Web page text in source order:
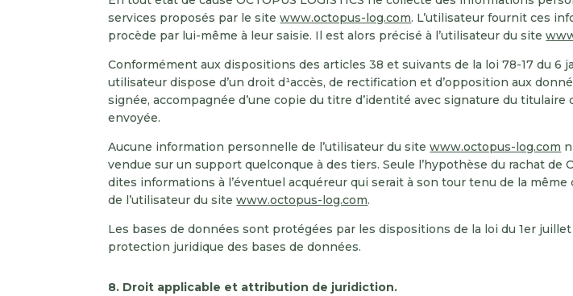
services proposés par le sitewww.octopus-log.com. L’utilisateur fournit ces
procède par lui-même à leur saisie. Il est alors précisé à l’utilisateur du site
Conformément aux dispositions des articles 38 et suivants de la loi 78-17 du 6
utilisateur dispose d’un droit d¹accès, de rectification et d’opposition aux
signée, accompagnée d’une copie du titre d’identité avec signature du
envoyée.
Aucune information personnelle de l’utilisateur du sitewww.octopus-log.com
vendue sur un support quelconque à des tiers. Seule l’hypothèse du rachat
dites informations à l’éventuel acquéreur qui serait à son tour tenu de la
de l’utilisateur du sitewww.octopus-log.com.
Les bases de données sont protégées par les dispositions de la loi du 1er
protection juridique des bases de données.
8. Droit applicable et attribution de juridiction.